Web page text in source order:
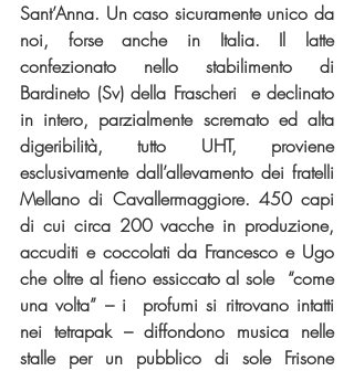
Sant’Anna. Un caso sicuramente unico da
noi, forse anche in Italia. Il latte
confezionato nello stabilimento di
Bardineto (Sv) della Frascheri  e declinato
in intero, parzialmente scremato ed alta
digeribilità, tutto UHT, proviene
esclusivamente dall’allevamento dei fratelli
Mellano di Cavallermaggiore. 450 capi
di cui circa 200 vacche in produzione,
accuditi e coccolati da Francesco e Ugo
che oltre al fieno essiccato al sole  “come
una volta” – i  profumi si ritrovano intatti
nei tetrapak – diffondono musica nelle
stalle per un pubblico di sole Frisone